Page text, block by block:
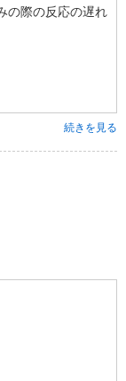
の際の反応の遅れ
続きを見る